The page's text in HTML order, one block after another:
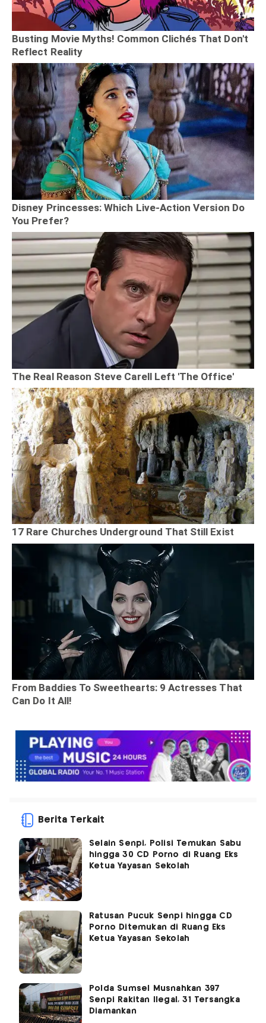
Berita Terkait
Selain Senpi, Polisi Temukan Sabu
hingga 30 CD Porno di Ruang Eks
Ketua Yayasan Sekolah
Ratusan Pucuk Senpi hingga CD
Porno Ditemukan di Ruang Eks
Ketua Yayasan Sekolah
Polda Sumsel Musnahkan 397
Senpi Rakitan Ilegal, 31 Tersangka
Diamankan